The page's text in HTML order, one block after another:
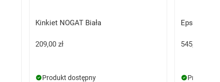
Kinkiet NOGAT Biała
209,00 zł
Produkt dostępny
Epsilon 60
545,00 zł
Produkt